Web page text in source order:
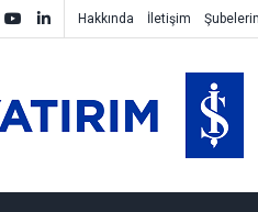
Hakkında İletişim